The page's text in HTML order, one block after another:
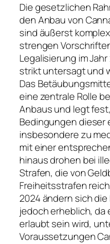
Die gesetzlichen
den Anbau von
sind äußerst
strengen
Legalisierung im
strikt untersagt und
Das
eine zentrale Rolle
Anbaus und legt
Bedingungen dieser
insbesondere zu
mit einer
hinaus drohen bei
Strafen, die von
Freiheitsstrafen
2024 ändern sich
jedoch erheblich, da
erlaubt sein wird,
Voraussetzungen